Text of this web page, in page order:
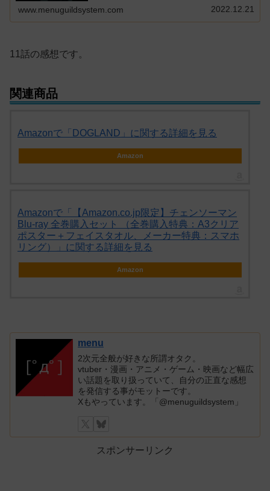
www.menuguildsystem.com 2022.12.21
11話の感想です。
関連商品
Amazonで「DOGLAND」に関する詳細を見る
Amazon
Amazonで「【Amazon.co.jp限定】チェンソーマン
Blu-ray 全巻購入セット （全巻購入特典：A3クリア
ポスター＋フェイスタオル、メーカー特典：スマホ
リング）」に関する詳細を見る
Amazon
menu
2次元全般が好きな所謂オタク。
vtuber・漫画・アニメ・ゲーム・映画など幅広
い話題を取り扱っていて、自分の正直な感想
を発信する事がモットーです。
Xもやっています。「@menuguildsystem」
スポンサーリンク